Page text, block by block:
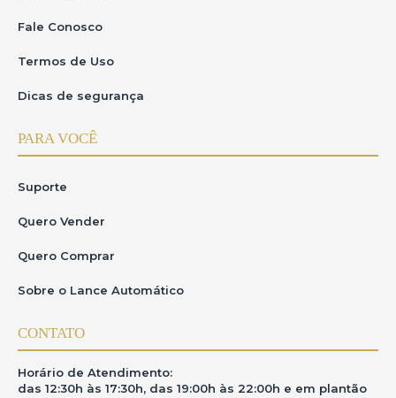
Fale Conosco
Termos de Uso
Dicas de segurança
PARA VOCÊ
Suporte
Quero Vender
Quero Comprar
Sobre o Lance Automático
CONTATO
Horário de Atendimento:
das 12:30h às 17:30h, das 19:00h às 22:00h e em plantão